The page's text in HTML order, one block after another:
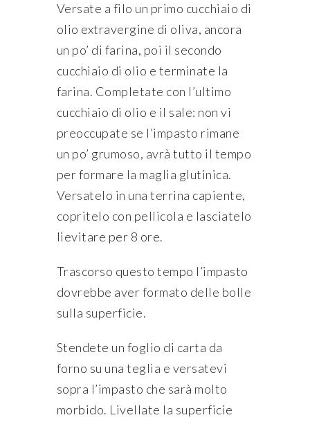
Versate a filo un primo cucchiaio di
olio extravergine di oliva, ancora
un po’ di farina, poi il secondo
cucchiaio di olio e terminate la
farina. Completate con l’ultimo
cucchiaio di olio e il sale: non vi
preoccupate se l’impasto rimane
un po’ grumoso, avrà tutto il tempo
per formare la maglia glutinica.
Versatelo in una terrina capiente,
copritelo con pellicola e lasciatelo
lievitare per 8 ore.
Trascorso questo tempo l’impasto
dovrebbe aver formato delle bolle
sulla superficie.
Stendete un foglio di carta da
forno su una teglia e versatevi
sopra l’impasto che sarà molto
morbido. Livellate la superficie